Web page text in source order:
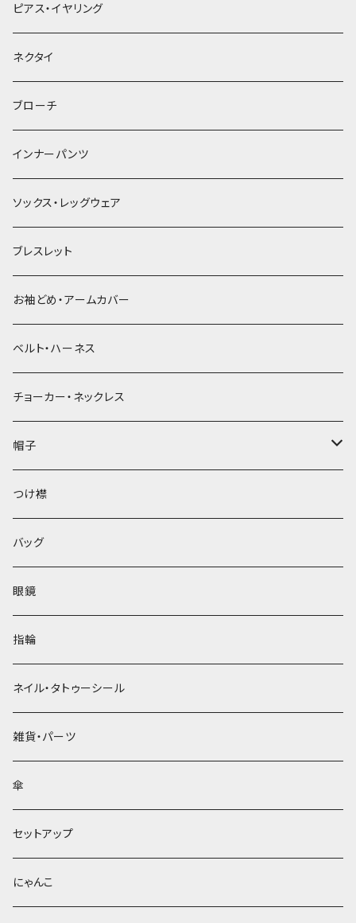
ヘアクリップ
ヘッドドレス・カチューシャ
ヘアゴム
簪
ピアス・イヤリング
ネクタイ
ブローチ
インナーパンツ
ソックス・レッグウェア
ブレスレット
お袖どめ・アームカバー
ベルト・ハーネス
チョーカー・ネックレス
帽子
ベレー帽
つけ襟
バッグ
眼鏡
指輪
ネイル・タトゥーシール
雑貨・パーツ
傘
セットアップ
にゃんこ